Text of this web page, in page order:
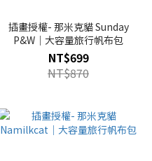
插畫授權- 那米克貓 Sunday
P&W｜大容量旅行帆布包
NT$699
NT$870